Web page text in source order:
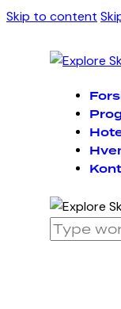
Skip to content